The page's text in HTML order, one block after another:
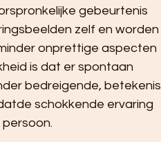
gebeurtenis
zelf en worden
onprettige aspecten
is dat er spontaan
bedreigende, betekenis
schokkende ervaring